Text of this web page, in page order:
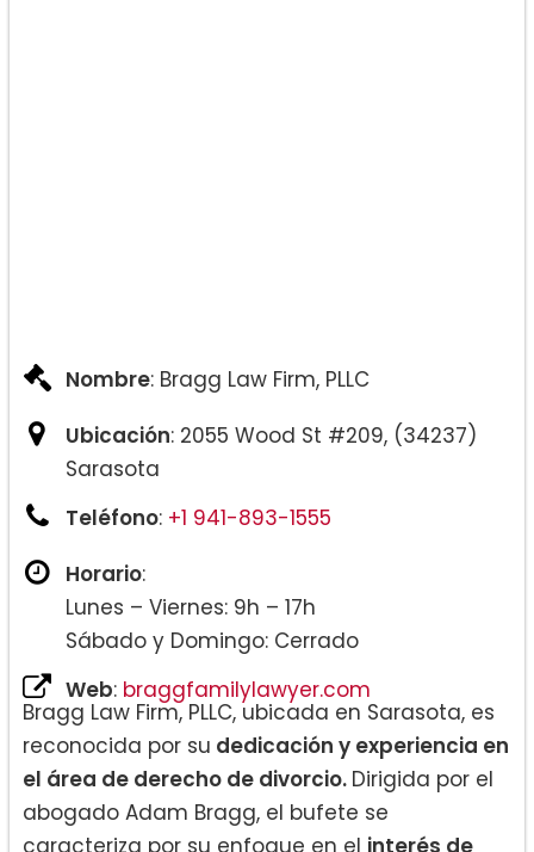
Nombre: Bragg Law Firm, PLLC
Ubicación: 2055 Wood St #209, (34237)
Sarasota
Teléfono: +1 941-893-1555
Horario:
Lunes – Viernes: 9h – 17h
Sábado y Domingo: Cerrado
Web: braggfamilylawyer.com
Bragg Law Firm, PLLC, ubicada en Sarasota, es
reconocida por su dedicación y experiencia en
el área de derecho de divorcio. Dirigida por el
abogado Adam Bragg, el bufete se
caracteriza por su enfoque en el interés de